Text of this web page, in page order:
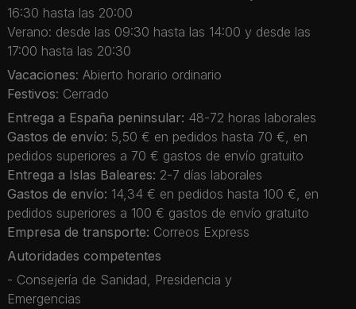
16:30 hasta las 20:00
Verano: desde las 09:30 hasta las 14:00 y desde las
17:00 hasta las 20:30
Vacaciones: Abierto horario ordinario
Festivos: Cerrado
Entrega a España peninsular: 48-72 horas laborales
Gastos de envío: 5,50 € en pedidos hasta 70 €, en
pedidos superiores a 70 € gastos de envío gratuito
Entrega a Islas Baleares: 2-7 días laborales
Gastos de envío: 14,34 € en pedidos hasta 100 €, en
pedidos superiores a 100 € gastos de envío gratuito
Empresa de transporte: Correos Express
Autoridades competentes
- Consejería de Sanidad, Presidencia y
Emergencias